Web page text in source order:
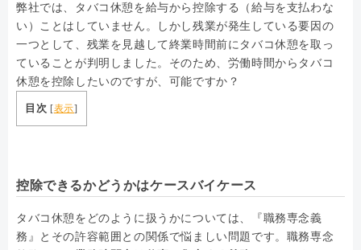
弊社では、タバコ休憩を給与から控除する（給与を支払わな
い）ことはしていません。しかし残業が発生している要因の
一つとして、残業を見越して終業時間前にタバコ休憩を取っ
ていることが判明しました。そのため、労働時間からタバコ
休憩を控除したいのですが、可能ですか？
目次 [表示]
控除できるかどうかはケースバイケース
タバコ休憩をどのように扱うかについては、『職務専念義
務』とその許容範囲との関係で悩ましい問題です。職務専念